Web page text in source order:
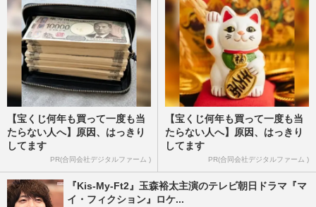
【宝くじ何年も買って一度も当
たらない人へ】原因、はっきり
してます
PR(合同会社デジタルファーム )
【宝くじ何年も買って一度も当
たらない人へ】原因、はっきり
してます
PR(合同会社デジタルファーム )
『Kis-My-Ft2』玉森裕太主演のテレビ朝日ドラマ『マ
イ・フィクション』ロケ...